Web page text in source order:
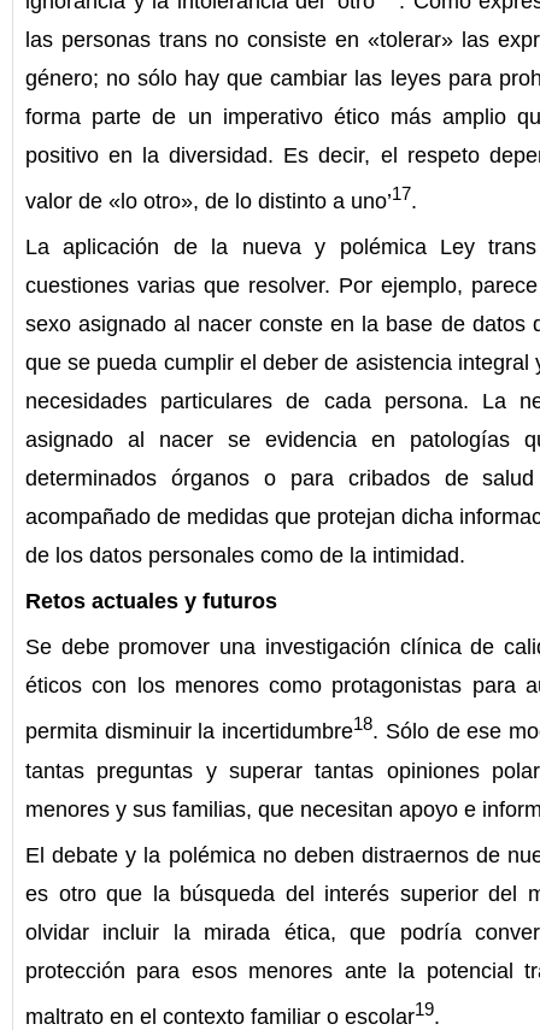
las personas trans no consiste en «tolerar» las
género; no sólo hay que cambiar las leyes para
forma parte de un imperativo ético más amplio
positivo en la diversidad. Es decir, el respeto
valor de «lo otro», de lo distinto a uno’17.
La aplicación de la nueva y polémica Ley
cuestiones varias que resolver. Por ejemplo,
sexo asignado al nacer conste en la base de datos
que se pueda cumplir el deber de asistencia
necesidades particulares de cada persona. La
asignado al nacer se evidencia en patologías
determinados órganos o para cribados de
acompañado de medidas que protejan dicha
de los datos personales como de la intimidad.
Retos actuales y futuros
Se debe promover una investigación clínica de
éticos con los menores como protagonistas para
permita disminuir la incertidumbre18. Sólo de ese
tantas preguntas y superar tantas opiniones
menores y sus familias, que necesitan apoyo e
El debate y la polémica no deben distraernos de
es otro que la búsqueda del interés superior del
olvidar incluir la mirada ética, que podría
protección para esos menores ante la potencial
maltrato en el contexto familiar o escolar19.